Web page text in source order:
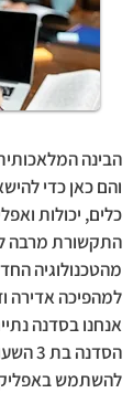
והם כאן כדי
כלים, יכולות
התקשורת מרבה
מהטכנולוגיה
למהפיכה אדירה
אנחנו בסדנה
להשתמש